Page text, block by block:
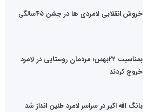
خروش انقلابی لامردی ها در جشن ۴۵سالگی
بمناسبت ۲۲بهمن؛ مردمان روستایی در لامرد
خروج کردند
بانگ الله اکبر در سراسر لامرد طنین انداز شد